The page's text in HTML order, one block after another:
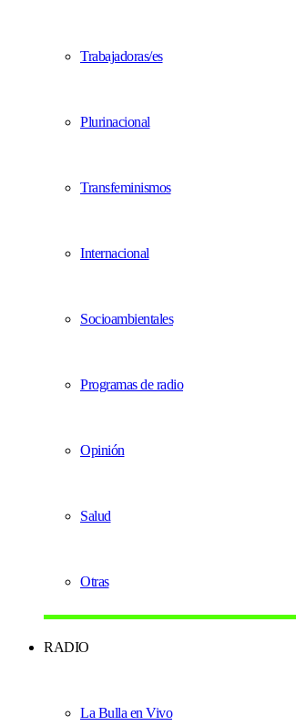
Trabajadoras/es
Plurinacional
Transfeminismos
Internacional
Socioambientales
Programas de radio
Opinión
Salud
Otras
RADIO
La Bulla en Vivo